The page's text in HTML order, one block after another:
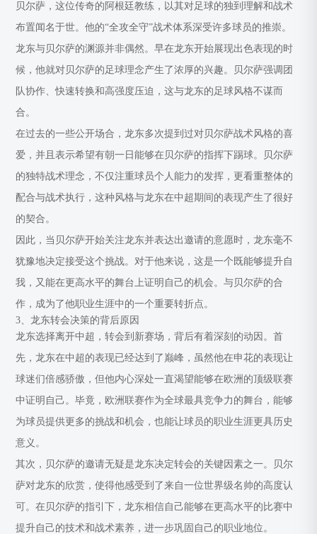
贝尔萨，这位传奇的阿根廷教练，以其对足球的独到理解和战术
布置闻名于世。他的“全攻全守”战术体系深受许多球员的推崇。
龙东与贝尔萨的渊源并非偶然。早在龙东开始展现出色表现的时
候，他就对贝尔萨的足球理念产生了浓厚的兴趣。贝尔萨强调团
队协作、快速转换和高强度压迫，这与龙东的足球风格不谋而
合。
在过去的一些公开场合，龙东多次提到过对贝尔萨战术风格的喜
爱，并且表示希望有朝一日能够在贝尔萨的指挥下踢球。贝尔萨
的独特战术理念，不仅注重球员个人能力的发挥，更看重整体的
配合与战术执行，这种风格与龙东在中超期间的表现产生了很好
的契合。
因此，当贝尔萨开始关注龙东并表达出邀请的意愿时，龙东毫不
犹豫地决定接受这个挑战。对于他来说，这是一个既能够提升自
我，又能在更高水平的舞台上证明自己的机会。与贝尔萨的合
作，成为了他职业生涯中的一个重要转折点。
3、龙东转会决策的背后原因
龙东选择离开中超，转会到新赛场，背后有着深刻的动因。首
先，龙东在中超的表现已经达到了巅峰，虽然他在申花的表现让
球迷们倍感骄傲，但他内心深处一直渴望能够在欧洲的顶级联赛
中证明自己。毕竟，欧洲联赛作为全球最具竞争力的舞台，能够
为球员提供更多的挑战和机会，也能让球员的职业生涯更具历史
意义。
其次，贝尔萨的邀请无疑是龙东决定转会的关键因素之一。贝尔
萨对龙东的欣赏，使得他感受到了来自一位世界级名帅的高度认
可。在贝尔萨的指引下，龙东相信自己能够在更高水平的比赛中
提升自己的技术和战术素养，进一步巩固自己的职业地位。